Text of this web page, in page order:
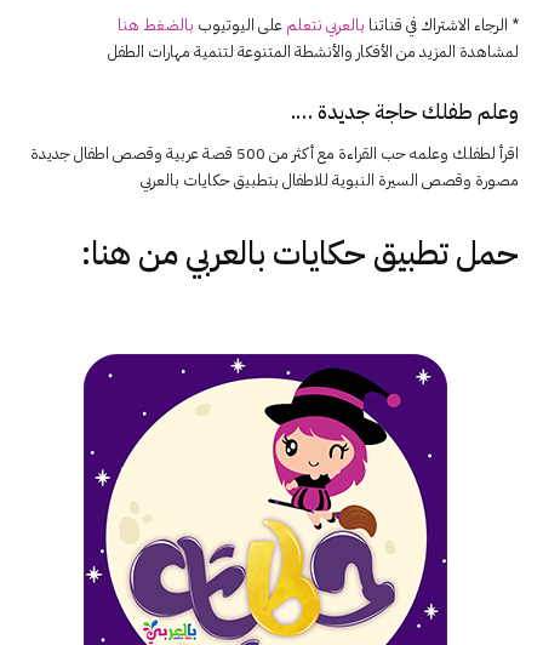
* الرجاء الاشتراك في قناتنا بالعربي نتعلم على اليوتيوب بالضغط هنا
لمشاهدة المزيد من الأفكار والأنشطة المتنوعة لتنمية مهارات الطفل
وعلم طفلك حاجة جديدة ….
اقرأ لطفلك وعلمه حب القراءة مع أكثر من 500 قصة عربية وقصص اطفال جديدة
مصورة وقصص السيرة النبوية للاطفال بتطبيق حكايات بالعربي
حمل تطبيق حكايات بالعربيمن هنا: